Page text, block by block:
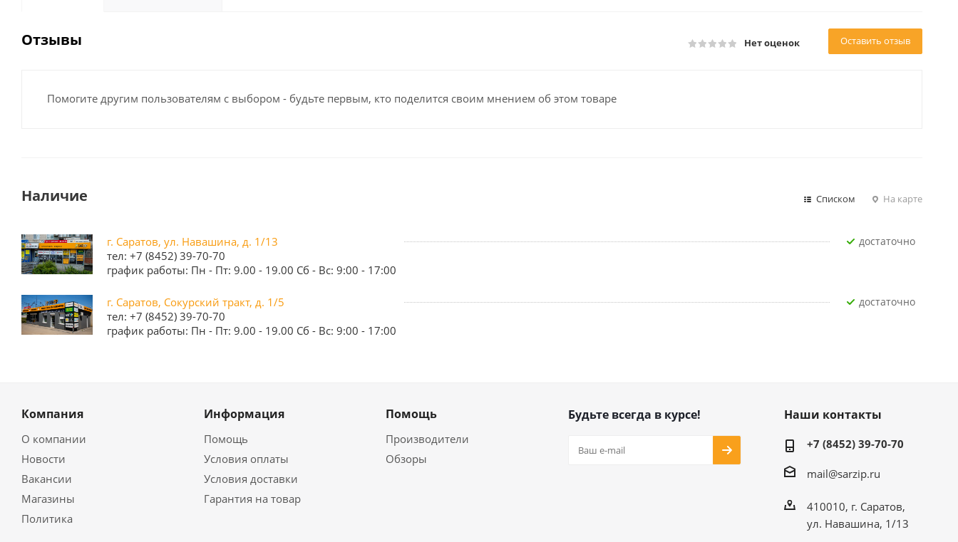
Отзывы Нет оценок Оставить отзыв
Помогите другим пользователям с выбором - будьте первым, кто поделится своим мнением об этом товаре
Наличие Списком На карте
г. Саратов, ул. Навашина, д. 1/13
тел: +7 (8452) 39-70-70
график работы: Пн - Пт: 9.00 - 19.00 Сб - Вс: 9:00 - 17:00
Достаточно
г. Саратов, Сокурский тракт, д. 1/5
тел: +7 (8452) 39-70-70
график работы: Пн - Пт: 9.00 - 19.00 Сб - Вс: 9:00 - 17:00
Достаточно
Компания
О компании
Новости
Вакансии
Магазины
Политика
Информация
Помощь
Условия оплаты
Условия доставки
Гарантия на товар
Помощь
Производители
Обзоры
Будьте всегда в курсе! Наши контакты
+7 (8452) 39-70-70
mail@sarzip.ru
410010, г. Саратов,
ул. Навашина, 1/13